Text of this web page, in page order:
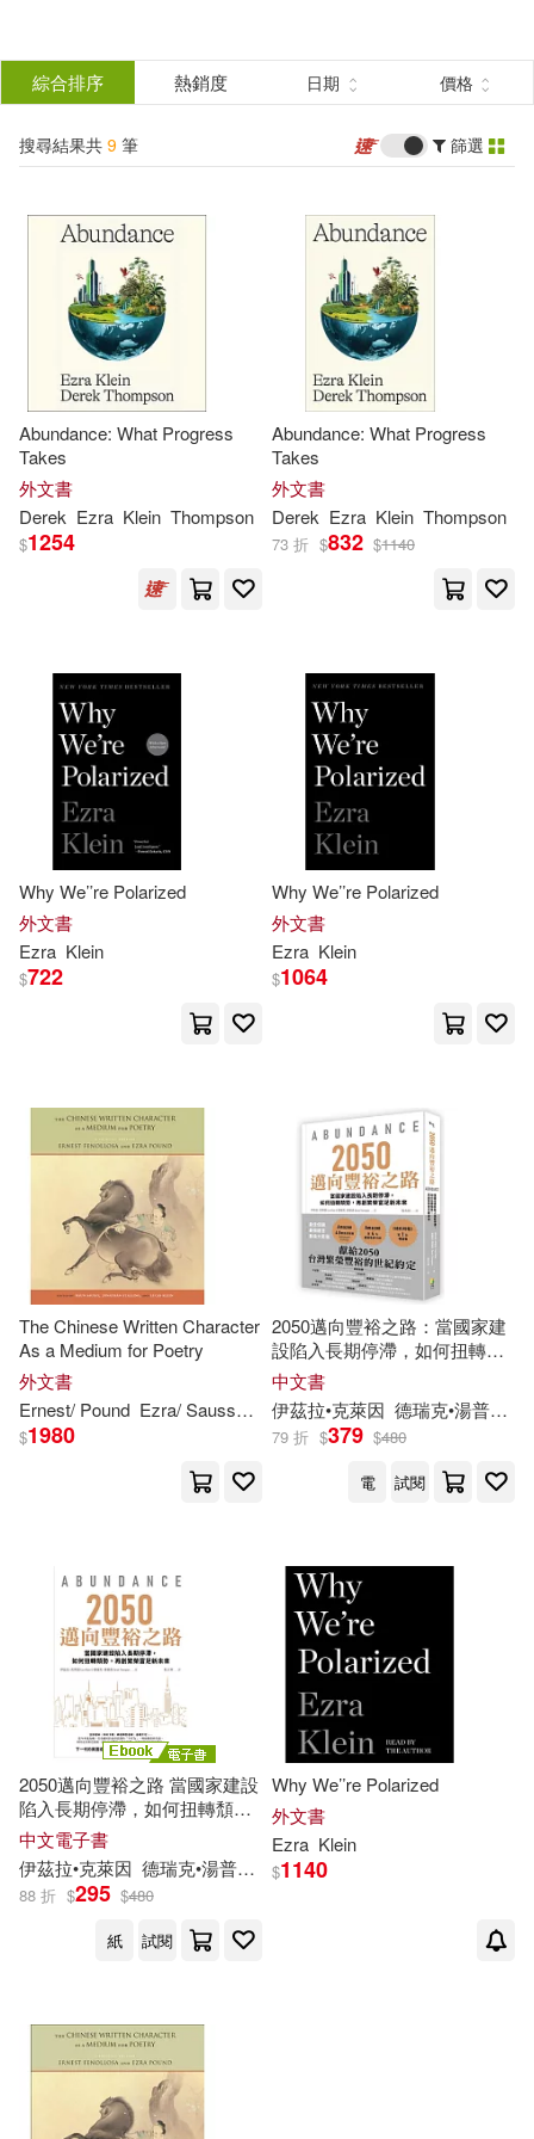
結
分類 (單選)
所有商品(9) 圖書(8)
電子書(1)
作者 (可複選)
Derek(2) Ernest/ Pound(2)
Ezra/ Saussy(2)
Fenollosa(2)
Haun (EDT)/ Stalling(2)
Jonathan (EDT)/ Klein(2)
Lucas (EDT)(2)
Thompson(2)
伊茲拉•克萊因(2)
德瑞克•湯普森(2)
展開
出版社 (可複選)
Ingram(7)
配送方式 (可複選)
可超商取貨(8) 可海外宅配(8)
可菲律賓店取(7)
電子書 (可複選)
適合手機平板閱讀(1)
其他
作者/演唱/譯/編/繪(2)
價格
範圍
綜合排序 熱銷度 日期 價格
搜尋結果共 9 筆 篩選
Abundance: What Progress
Takes
外文書
Derek Ezra Klein Thompson
$1254
Abundance: What Progress
Takes
外文書
Derek Ezra Klein Thompson
73 折 $832 $1140
Why We’’re Polarized
外文書
Ezra Klein
$722
Why We’’re Polarized
外文書
Ezra Klein
$1064
The Chinese Written Character
As a Medium for Poetry
外文書
Ernest/ Pound Ezra/ Saussy Fenollosa Haun (EDT)/ Stalling
$1980
2050邁向豐裕之路：當國家建
設陷入長期停滯，如何扭轉頹
勢，再創繁榮富足新未來
中文書
伊茲拉•克萊因 德瑞克•湯普森
79 折 $379 $480
電
試閱
2050邁向豐裕之路 當國家建設
陷入長期停滯，如何扭轉頹
勢，再創繁榮富足新未來 (電子
書)
中文電子書
伊茲拉•克萊因 德瑞克•湯普森 耿大祥
88 折 $295 $480
紙
試閱
Why We’’re Polarized
外文書
Ezra Klein
$1140